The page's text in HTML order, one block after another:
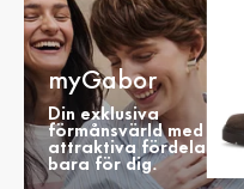
myGabor
Din exklusiva
förmånsvärld med
attraktiva fördelar
bara för dig.